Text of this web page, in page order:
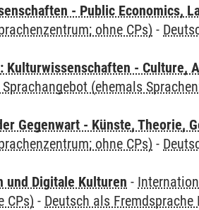
- Public Economics,
ohne CPs) -
- Culture,
(ehemals
Gegenwart - Künste, Theorie,
ohne CPs) -
und Digitale Kulturen -
CPs) - Deutsch als Fremdsprache